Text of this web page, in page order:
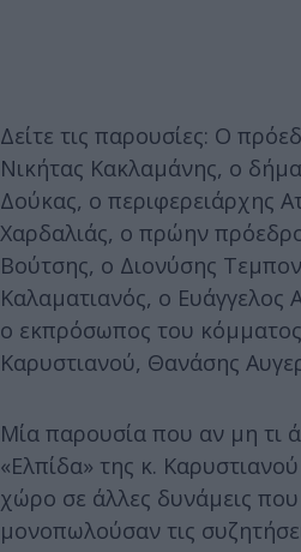
Δείτε τις παρουσίες: Ο
Νικήτας Κακλαμάνης, ο
Δούκας, ο περιφερειάρχης
Χαρδαλιάς, ο πρώην
Βούτσης, ο Διονύσης
Καλαματιανός, ο Ευάγγελος
ο εκπρόσωπος του
Καρυστιανού, Θανάσης
Μία παρουσία που αν μη τι
«Ελπίδα» της κ.
χώρο σε άλλες δυνάμεις
μονοπωλούσαν τις